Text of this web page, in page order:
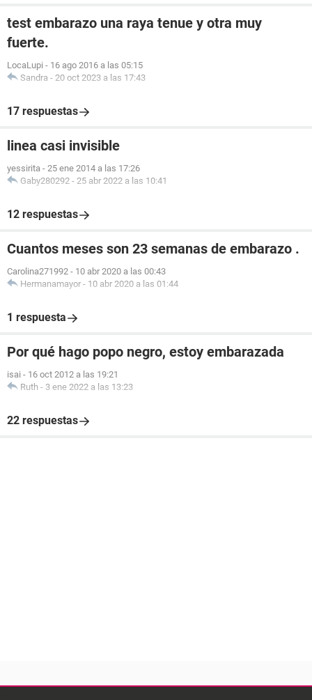
test embarazo una raya tenue y otra muy
fuerte.
LocaLupi - 16 ago 2016 a las 05:15
Sandra - 20 oct 2023 a las 17:43
17 respuestas
linea casi invisible
yessirita - 25 ene 2014 a las 17:26
Gaby280292 - 25 abr 2022 a las 10:41
12 respuestas
Cuantos meses son 23 semanas de embarazo .
Carolina271992 - 10 abr 2020 a las 00:43
Hermanamayor - 10 abr 2020 a las 01:44
1 respuesta
Por qué hago popo negro, estoy embarazada
isai - 16 oct 2012 a las 19:21
Ruth - 3 ene 2022 a las 13:23
22 respuestas